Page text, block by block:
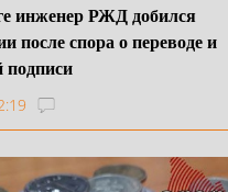
инженер РЖД добился
после спора о переводе и
подписи